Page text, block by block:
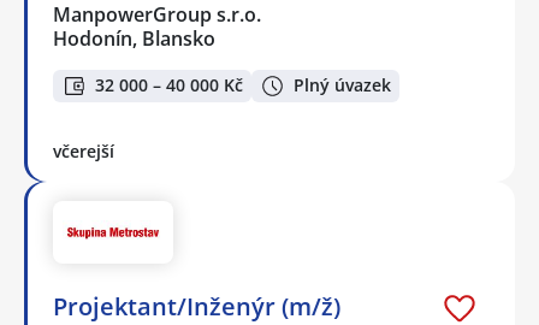
ManpowerGroup s.r.o.
Hodonín, Blansko
32 000 – 40 000 Kč Plný úvazek
včerejší
Projektant/Inženýr (m/ž)